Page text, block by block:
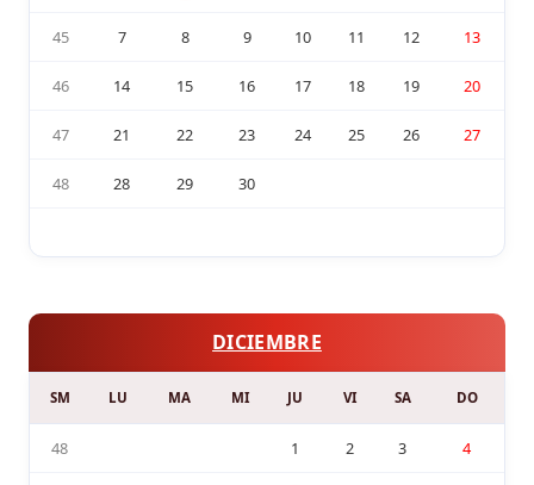
45 7 8 9 10 11 12 13
46 14 15 16 17 18 19 20
47 21 22 23 24 25 26 27
48 28 29 30
DICIEMBRE
SM LU MA MI JU VI SA DO
48 1 2 3 4